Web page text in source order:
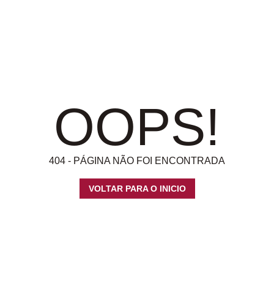
OOPS!
404 - PÁGINA NÃO FOI ENCONTRADA
VOLTAR PARA O INICIO